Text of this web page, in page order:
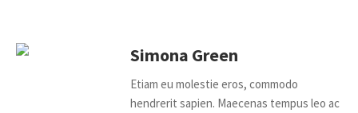
Simona Green
Etiam eu molestie eros, commodo
hendrerit sapien. Maecenas tempus leo ac